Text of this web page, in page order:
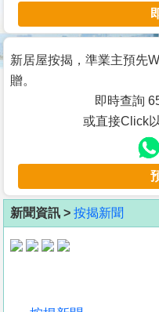
宅
谷
按
客
地
產
新居屋按揭，準業主預先
贈。
即時查詢
或直接Click
新聞資訊 > 按揭新聞